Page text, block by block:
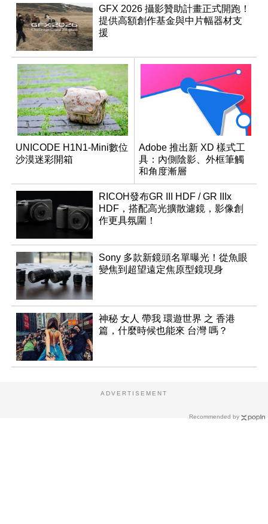
GFX 2026 攝影贊助計畫正式開跑！
提供高額創作基金與中片幅器材支
援
UNICODE H1N1-Mini數位
沙漠迷彩開箱
Adobe 推出新 XD 樣式工
具：內側陰影、外框筆觸
和角度漸層
RICOH發布GR III HDF / GR IIIx
HDF，搭配高光擴散濾鏡，影像創
作更具氛圍！
Sony 多款新鏡頭名單曝光！從魚眼
變焦到超望遠定焦原型鏡現身
神秘 女人 帶我 環遊世界 之 香港
篇，什麼時候也能來 台灣 嗎？
Recommended by
ADVERTISEMENT